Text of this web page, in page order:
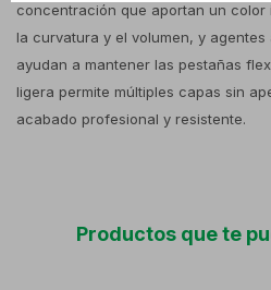
concentración que aportan un color
la curvatura y el volumen, y
ayudan a mantener las pestañas
ligera permite múltiples capas sin
acabado profesional y resistente.
Productos que te